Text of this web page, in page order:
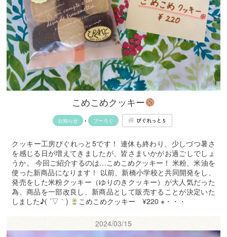
こめこめクッキー
お知らせ • ブーろぐ ぴぐれっと５
クッキー工房ぴぐれっと5です！ 連休も終わり、少しづつ暑さ
を感じる日が増えてきましたが、皆さまいかがお過ごしでしょ
うか。 今回ご紹介するのは…こめこめクッキー！ 米粉、米油を
使った新商品になります！ 以前、新橋小学校と共同開発をし、
発売をした米粉クッキー（ゆりのきクッキー）が大人気だった
為、商品を一部改良し、新商品として販売することが決定いた
しました♪( ´▽｀)
こめこめクッキー ¥220 ※・・・
2024/03/15